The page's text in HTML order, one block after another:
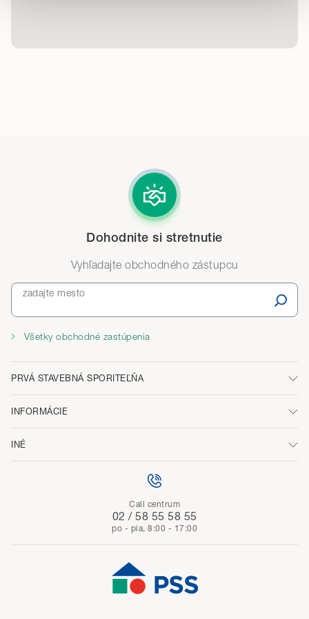
Dohodnite si stretnutie
Vyhľadajte obchodného zástupcu
zadajte mesto
Všetky obchodné zastúpenia
PRVÁ STAVEBNÁ SPORITEĽŇA
INFORMÁCIE
INÉ
Call centrum
02 / 58 55 58 55
po - pia, 8:00 - 17:00